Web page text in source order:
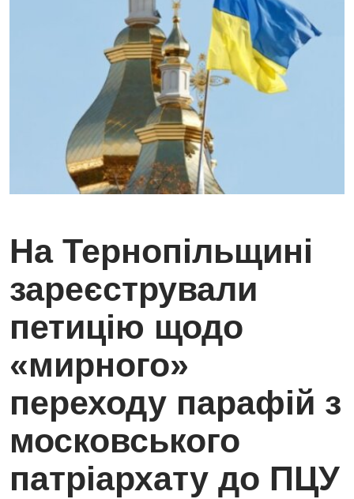
На Тернопільщині
зареєстрували
петицію щодо
«мирного»
переходу парафій з
московського
патріархату до ПЦУ